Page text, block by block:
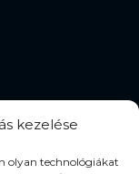
kezelése
olyan technológiákat